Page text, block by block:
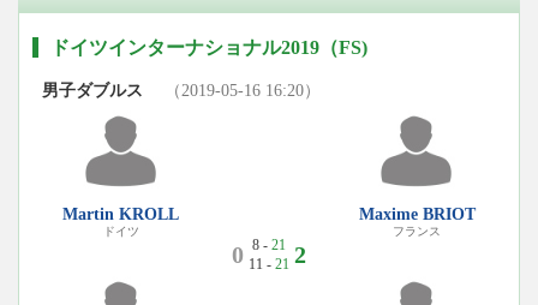
ドイツインターナショナル2019（FS)
男子ダブルス （2019-05-16 16:20）
Martin KROLL
ドイツ
0 8 - 21
11 - 21 2
Maxime BRIOT
フランス